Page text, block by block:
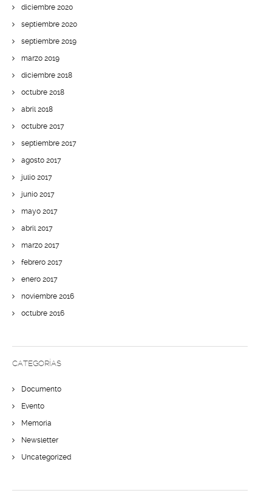
diciembre 2020
septiembre 2020
septiembre 2019
marzo 2019
diciembre 2018
octubre 2018
abril 2018
octubre 2017
septiembre 2017
agosto 2017
julio 2017
junio 2017
mayo 2017
abril 2017
marzo 2017
febrero 2017
enero 2017
noviembre 2016
octubre 2016
CATEGORÍAS
Documento
Evento
Memoria
Newsletter
Uncategorized